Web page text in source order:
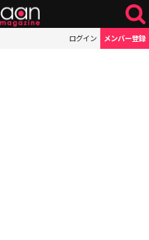
ログイン メンバー登録